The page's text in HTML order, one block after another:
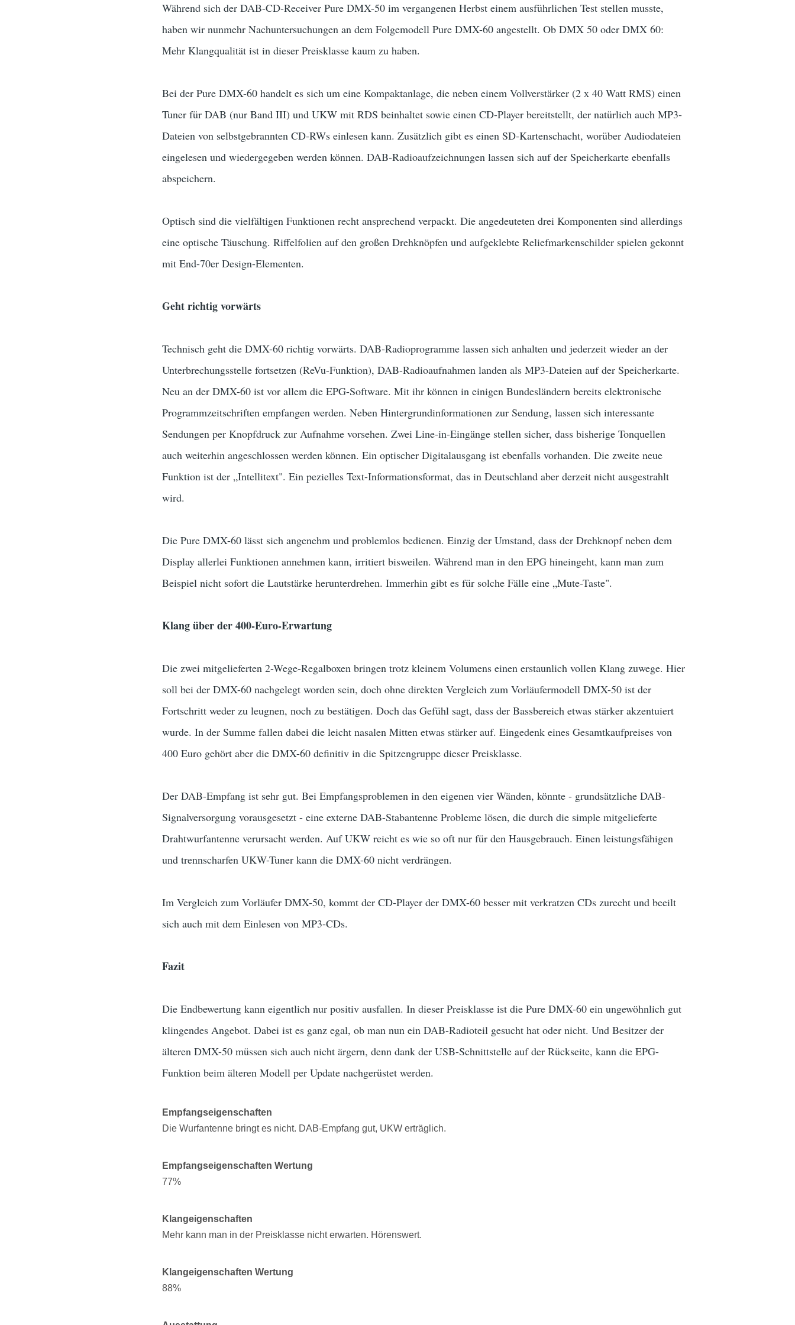
Während sich der DAB-CD-Receiver Pure DMX-50 im vergangenen Herbst einem ausführlichen Test stellen musste,
haben wir nunmehr Nachuntersuchungen an dem Folgemodell Pure DMX-60 angestellt. Ob DMX 50 oder DMX 60:
Mehr Klangqualität ist in dieser Preisklasse kaum zu haben.
Bei der Pure DMX-60 handelt es sich um eine Kompaktanlage, die neben einem Vollverstärker (2 x 40 Watt RMS) einen
Tuner für DAB (nur Band III) und UKW mit RDS beinhaltet sowie einen CD-Player bereitstellt, der natürlich auch MP3-
Dateien von selbstgebrannten CD-RWs einlesen kann. Zusätzlich gibt es einen SD-Kartenschacht, worüber Audiodateien
eingelesen und wiedergegeben werden können. DAB-Radioaufzeichnungen lassen sich auf der Speicherkarte ebenfalls
abspeichern.
Optisch sind die vielfältigen Funktionen recht ansprechend verpackt. Die angedeuteten drei Komponenten sind allerdings
eine optische Täuschung. Riffelfolien auf den großen Drehknöpfen und aufgeklebte Reliefmarkenschilder spielen gekonnt
mit End-70er Design-Elementen.
Geht richtig vorwärts
Technisch geht die DMX-60 richtig vorwärts. DAB-Radioprogramme lassen sich anhalten und jederzeit wieder an der
Unterbrechungsstelle fortsetzen (ReVu-Funktion), DAB-Radioaufnahmen landen als MP3-Dateien auf der Speicherkarte.
Neu an der DMX-60 ist vor allem die EPG-Software. Mit ihr können in einigen Bundesländern bereits elektronische
Programmzeitschriften empfangen werden. Neben Hintergrundinformationen zur Sendung, lassen sich interessante
Sendungen per Knopfdruck zur Aufnahme vorsehen. Zwei Line-in-Eingänge stellen sicher, dass bisherige Tonquellen
auch weiterhin angeschlossen werden können. Ein optischer Digitalausgang ist ebenfalls vorhanden. Die zweite neue
Funktion ist der „Intellitext". Ein pezielles Text-Informationsformat, das in Deutschland aber derzeit nicht ausgestrahlt
wird.
Die Pure DMX-60 lässt sich angenehm und problemlos bedienen. Einzig der Umstand, dass der Drehknopf neben dem
Display allerlei Funktionen annehmen kann, irritiert bisweilen. Während man in den EPG hineingeht, kann man zum
Beispiel nicht sofort die Lautstärke herunterdrehen. Immerhin gibt es für solche Fälle eine „Mute-Taste".
Klang über der 400-Euro-Erwartung
Die zwei mitgelieferten 2-Wege-Regalboxen bringen trotz kleinem Volumens einen erstaunlich vollen Klang zuwege. Hier
soll bei der DMX-60 nachgelegt worden sein, doch ohne direkten Vergleich zum Vorläufermodell DMX-50 ist der
Fortschritt weder zu leugnen, noch zu bestätigen. Doch das Gefühl sagt, dass der Bassbereich etwas stärker akzentuiert
wurde. In der Summe fallen dabei die leicht nasalen Mitten etwas stärker auf. Eingedenk eines Gesamtkaufpreises von
400 Euro gehört aber die DMX-60 definitiv in die Spitzengruppe dieser Preisklasse.
Der DAB-Empfang ist sehr gut. Bei Empfangsproblemen in den eigenen vier Wänden, könnte - grundsätzliche DAB-
Signalversorgung vorausgesetzt - eine externe DAB-Stabantenne Probleme lösen, die durch die simple mitgelieferte
Drahtwurfantenne verursacht werden. Auf UKW reicht es wie so oft nur für den Hausgebrauch. Einen leistungsfähigen
und trennscharfen UKW-Tuner kann die DMX-60 nicht verdrängen.
Im Vergleich zum Vorläufer DMX-50, kommt der CD-Player der DMX-60 besser mit verkratzen CDs zurecht und beeilt
sich auch mit dem Einlesen von MP3-CDs.
Fazit
Die Endbewertung kann eigentlich nur positiv ausfallen. In dieser Preisklasse ist die Pure DMX-60 ein ungewöhnlich gut
klingendes Angebot. Dabei ist es ganz egal, ob man nun ein DAB-Radioteil gesucht hat oder nicht. Und Besitzer der
älteren DMX-50 müssen sich auch nicht ärgern, denn dank der USB-Schnittstelle auf der Rückseite, kann die EPG-
Funktion beim älteren Modell per Update nachgerüstet werden.
Empfangseigenschaften
Die Wurfantenne bringt es nicht. DAB-Empfang gut, UKW erträglich.
Empfangseigenschaften Wertung
77%
Klangeigenschaften
Mehr kann man in der Preisklasse nicht erwarten. Hörenswert.
Klangeigenschaften Wertung
88%